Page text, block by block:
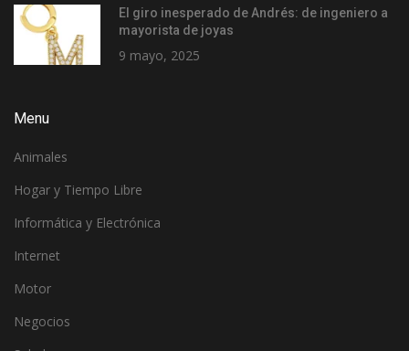
El giro inesperado de Andrés: de ingeniero a
mayorista de joyas
9 mayo, 2025
Menu
Animales
Hogar y Tiempo Libre
Informática y Electrónica
Internet
Motor
Negocios